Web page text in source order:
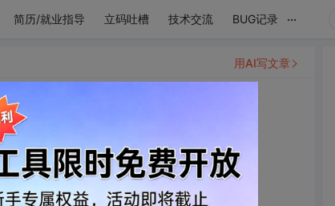
简历/就业指导 立码吐槽 技术交流 BUG记录 ...
李东海 李赫宰
用AI写文章